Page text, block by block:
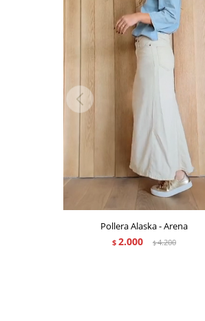
Pollera Alaska - Arena
$ 2.000 $4.200